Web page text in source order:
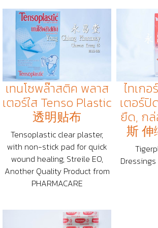
เทนโซพล๊าสติค พลาส
เตอร์ใส Tenso Plastic
透明贴布
Tensoplastic clear plaster,
with non-stick pad for quick
wound healing, Streile EO,
Another Quality Product from
PHARMACARE
ไทเก
เตอร์ปิ
ยืด, ก
斯 伸